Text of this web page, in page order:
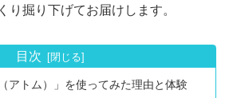
り掘り下げてお届けします。
目次
アトム）」を使ってみた理由と体験